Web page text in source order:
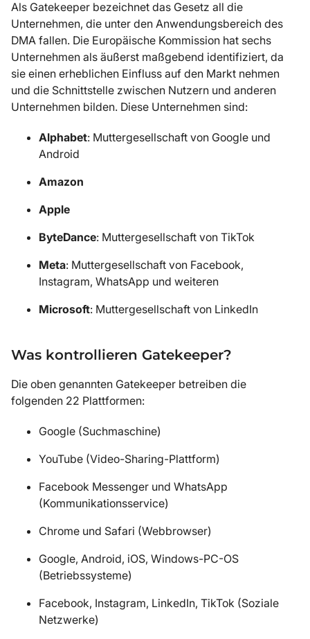
Als Gatekeeper bezeichnet das Gesetz all die
Unternehmen, die unter den Anwendungsbereich des
DMA fallen. Die Europäische Kommission hat sechs
Unternehmen als äußerst maßgebend identifiziert, da
sie einen erheblichen Einfluss auf den Markt nehmen
und die Schnittstelle zwischen Nutzern und anderen
Unternehmen bilden. Diese Unternehmen sind:
Alphabet: Muttergesellschaft von Google und
Android
Amazon
Apple
ByteDance: Muttergesellschaft von TikTok
Meta: Muttergesellschaft von Facebook,
Instagram, WhatsApp und weiteren
Microsoft: Muttergesellschaft von LinkedIn
Was kontrollieren Gatekeeper?
Die oben genannten Gatekeeper betreiben die
folgenden 22 Plattformen:
Google (Suchmaschine)
YouTube (Video-Sharing-Plattform)
Facebook Messenger und WhatsApp
(Kommunikationsservice)
Chrome und Safari (Webbrowser)
Google, Android, iOS, Windows-PC-OS
(Betriebssysteme)
Facebook, Instagram, LinkedIn, TikTok (Soziale
Netzwerke)